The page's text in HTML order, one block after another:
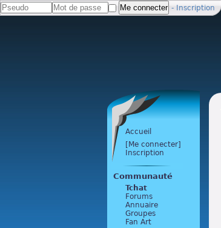
- Inscription
Accueil
[Me connecter]
Inscription
Communauté
Tchat
Forums
Annuaire
Groupes
Fan Art